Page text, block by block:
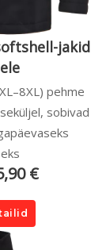
jakid
pehme
sobivad
€